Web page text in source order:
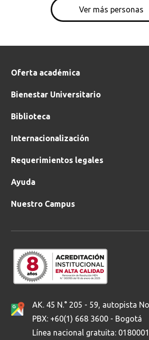
Ver más personas
Oferta académica
Bienestar Universitario
Biblioteca
Internacionalización
Requerimientos legales
Ayuda
Nuestro Campus
AK. 45 N.° 205 - 59, autopista
PBX: +60(1) 668 3600 - Bogotá
Línea nacional gratuita: